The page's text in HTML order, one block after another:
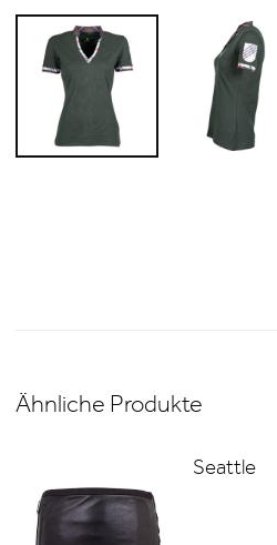
Ähnliche Produkte
Seattle